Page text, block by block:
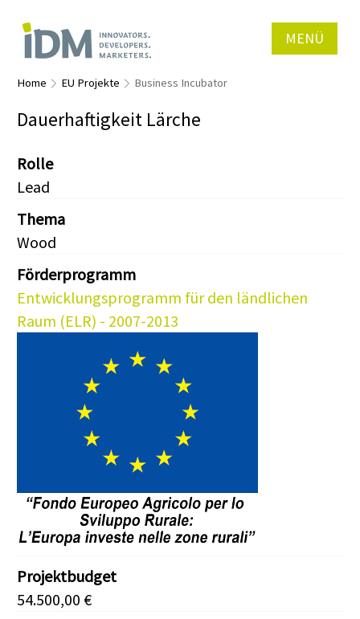
MENÜ
Home EU Projekte Business Incubator
Dauerhaftigkeit Lärche
Rolle
Lead
Thema
Wood
Förderprogramm
Entwicklungsprogramm für den ländlichen
Raum (ELR) - 2007-2013
Projektbudget
54.500,00 €